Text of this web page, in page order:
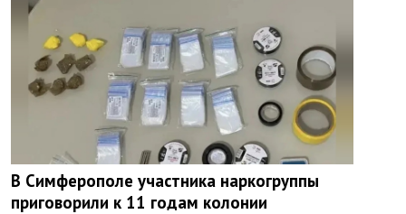
В Симферополе участника наркогруппы
приговорили к 11 годам колонии